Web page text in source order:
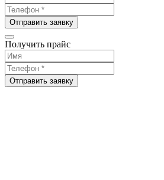
Отправить заявку
Получить прайс
Отправить заявку